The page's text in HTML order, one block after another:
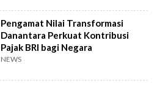
Pengamat Nilai Transformasi
Danantara Perkuat Kontribusi
Pajak BRI bagi Negara
NEWS